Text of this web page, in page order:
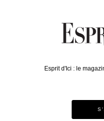
Esprit d'Ici : le